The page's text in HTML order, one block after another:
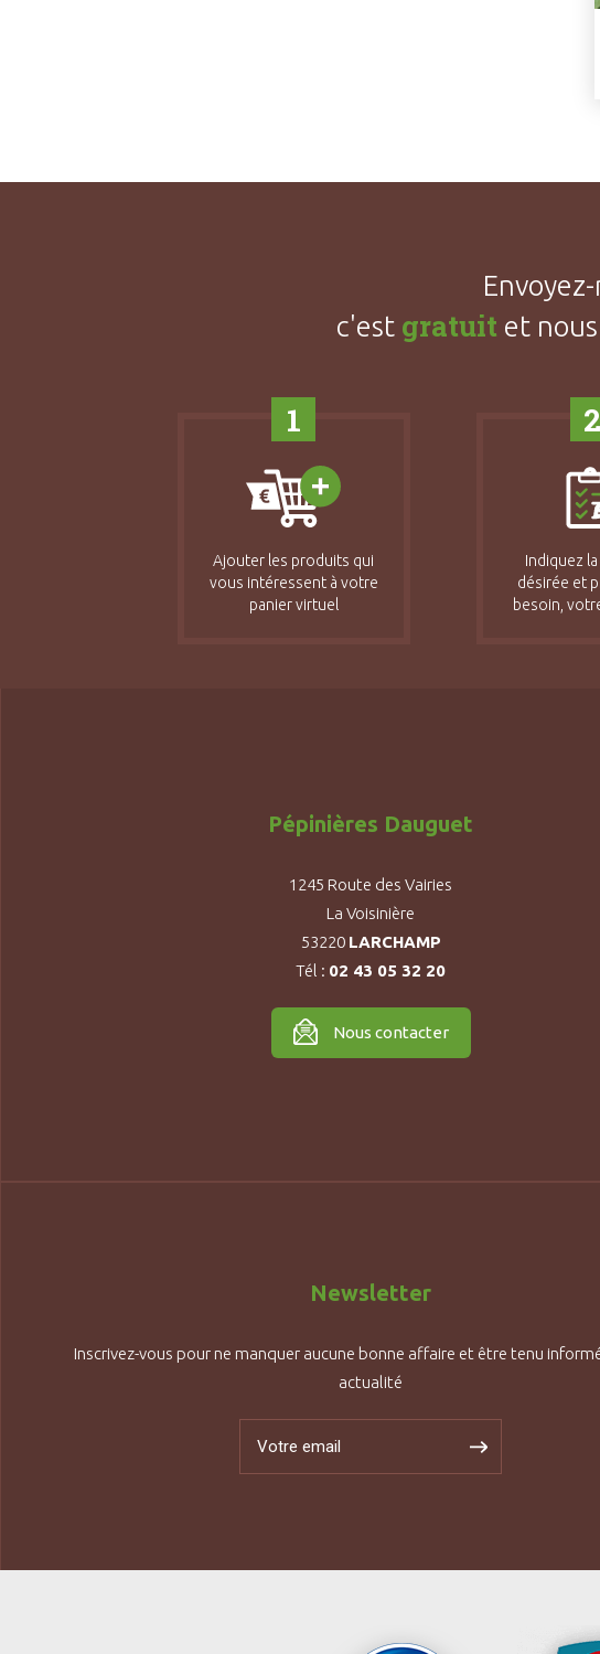
c'est gratuit et
1
Ajouter les produits qui
vous intéressent à votre
panier virtuel
2
Indiquez
désirée et
besoin,
Pépinières Dauguet
1245 Route des Vairies
La Voisinière
53220 LARCHAMP
Tél : 02 43 05 32 20
Nous contacter
Newsletter
Inscrivez-vous pour ne manquer aucune bonne affaire et être tenu
actualité